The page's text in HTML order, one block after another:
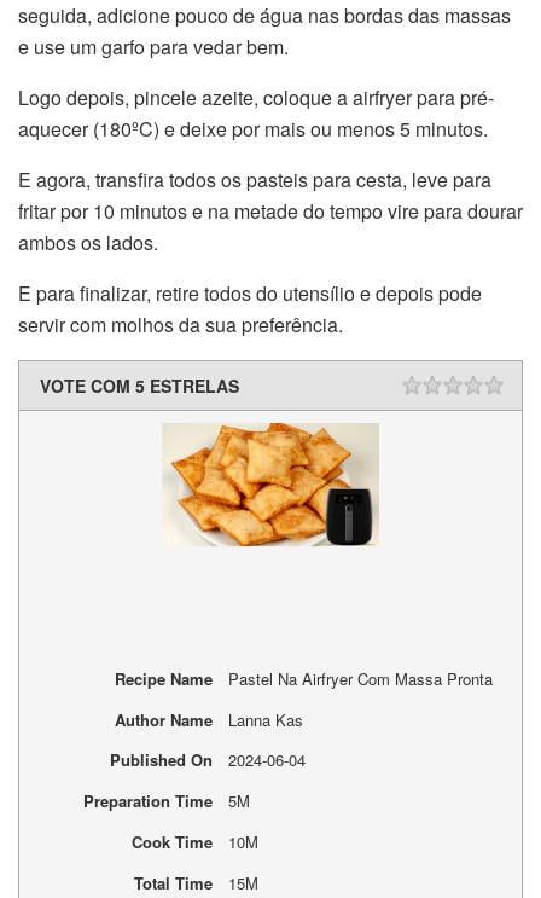
seguida, adicione pouco de água nas bordas das massas
e use um garfo para vedar bem.
Logo depois, pincele azeite, coloque a airfryer para pré-
aquecer (180ºC) e deixe por mais ou menos 5 minutos.
E agora, transfira todos os pasteis para cesta, leve para
fritar por 10 minutos e na metade do tempo vire para dourar
ambos os lados.
E para finalizar, retire todos do utensílio e depois pode
servir com molhos da sua preferência.
VOTE COM 5 ESTRELAS
Recipe Name
Pastel Na Airfryer Com Massa Pronta
Author Name
Lanna Kas
Published On
2024-06-04
Preparation Time
5M
Cook Time
10M
Total Time
15M